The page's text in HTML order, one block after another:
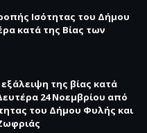
Ισότητας του Δήμου
κατά της Βίας των
της βίας κατά
24 Νοεμβρίου από
του Δήμου Φυλής και